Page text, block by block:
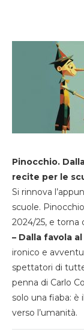
Pinocchio.
recite per le
Si rinnova
scuole.
2024/25, e torna
– Dalla favola
ironico e
spettatori di
penna di Carlo
solo una fiaba: è
verso l’umanità.